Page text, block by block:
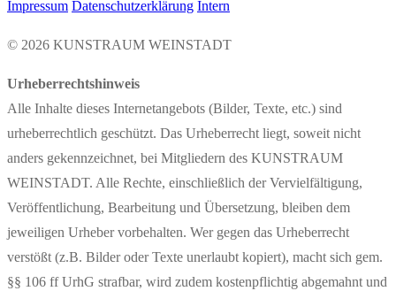
Impressum Datenschutzerklärung Intern
© 2026 KUNSTRAUM WEINSTADT
Urheberrechtshinweis
Alle Inhalte dieses Internetangebots (Bilder, Texte, etc.) sind
urheberrechtlich geschützt. Das Urheberrecht liegt, soweit nicht
anders gekennzeichnet, bei Mitgliedern des KUNSTRAUM
WEINSTADT. Alle Rechte, einschließlich der Vervielfältigung,
Veröffentlichung, Bearbeitung und Übersetzung, bleiben dem
jeweiligen Urheber vorbehalten. Wer gegen das Urheberrecht
verstößt (z.B. Bilder oder Texte unerlaubt kopiert), macht sich gem.
§§ 106 ff UrhG strafbar, wird zudem kostenpflichtig abgemahnt und